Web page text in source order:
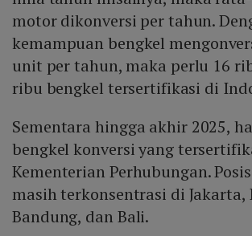
motor dikonversi per tahun.
kemampuan bengkel
unit per tahun, maka perlu 16
ribu bengkel tersertifikasi di
Sementara hingga akhir 2025,
bengkel konversi yang
Kementerian Perhubungan.
masih terkonsentrasi di Jakarta,
Bandung, dan Bali.